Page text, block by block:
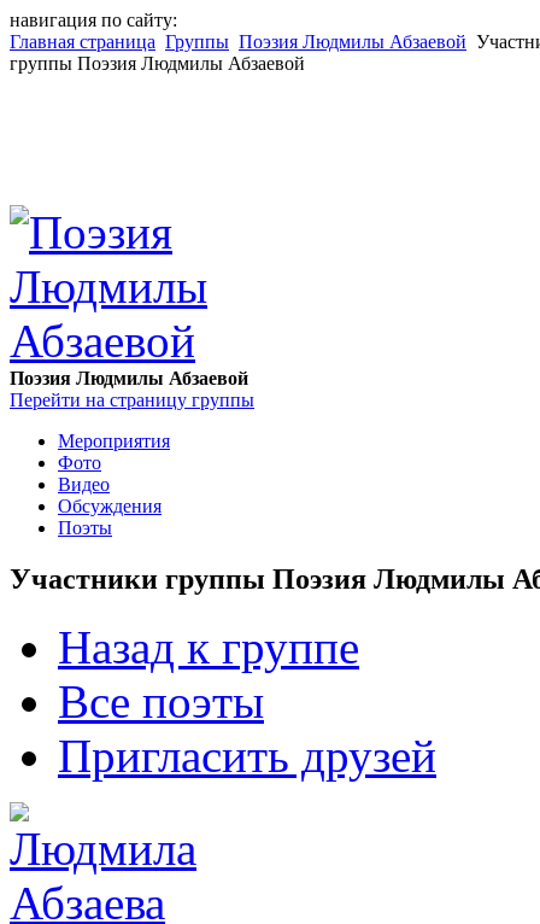
навигация по сайту:
Главная страница Группы Поэзия Людмилы Абзаевой
группы Поэзия Людмилы Абзаевой
Поэзия Людмилы Абзаевой
Перейти на страницу группы
Мероприятия
Фото
Видео
Обсуждения
Поэты
Участники группы Поэзия Людмилы
Назад к группе
Все поэты
Пригласить друзей